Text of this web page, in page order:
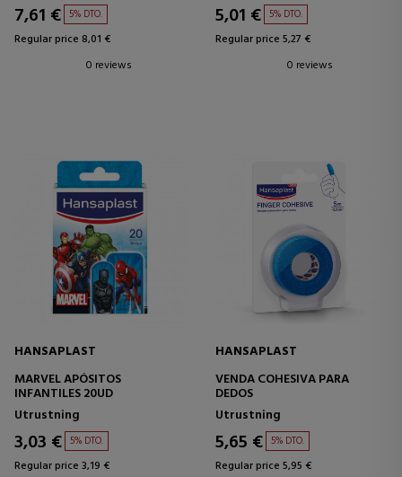
7,61 € 5% DTO.
Regular price 8,01 €
0 reviews
5,01 € 5% DTO.
Regular price 5,27 €
0 reviews
HANSAPLAST
MARVEL APÓSITOS
INFANTILES 20UD
Utrustning
3,03 € 5% DTO.
Regular price 3,19 €
HANSAPLAST
VENDA COHESIVA PARA
DEDOS
Utrustning
5,65 € 5% DTO.
Regular price 5,95 €